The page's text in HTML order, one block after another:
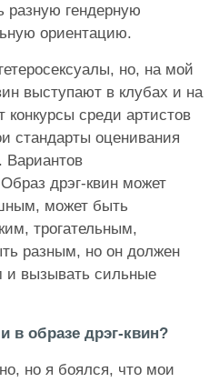
разную гендерную
ориентацию.
но, на мой
выступают в клубах и на
среди артистов
стандарты оценивания
Вариантов
дрэг-квин может
может быть
трогательным,
разным, но он должен
и вызывать сильные
в образе дрэг-квин?
но я боялся, что мои